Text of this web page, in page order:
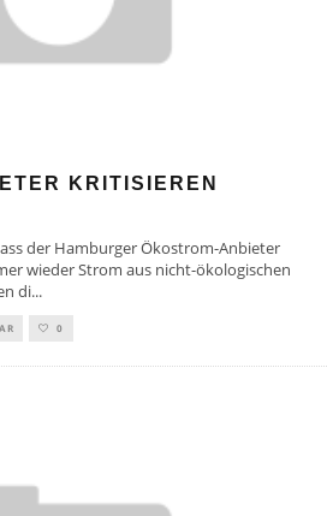
KRITISIEREN
der Hamburger Ökostrom-Anbieter
wieder Strom aus nicht-ökologischen
di...
0